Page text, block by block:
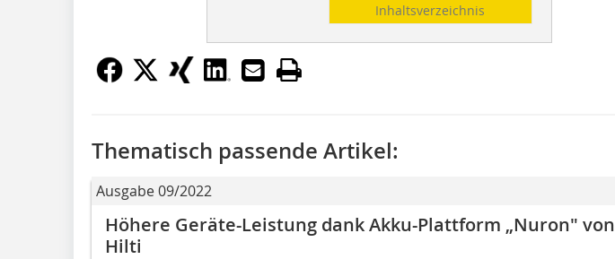
Inhaltsverzeichnis
Thematisch passende Artikel:
Ausgabe 09/2022
Höhere Geräte-Leistung dank Akku-Plattform „Nuron" von
Hilti